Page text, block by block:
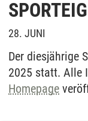
28. JUNI
Der diesjährige
2025 statt. Alle
Homepage